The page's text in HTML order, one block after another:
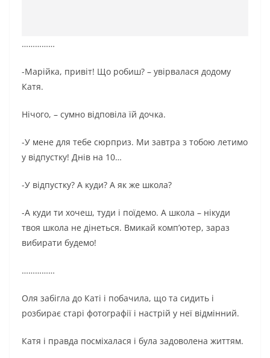
……………
-Марійка, привіт! Що робиш? – увірвалася додому
Катя.
Нічого, – сумно відповіла їй дочка.
-У мене для тебе сюрприз. Ми завтра з тобою летимо
у відпустку! Днів на 10…
-У відпустку? А куди? А як же школа?
-А куди ти хочеш, туди і поїдемо. А школа – нікуди
твоя школа не дінеться. Вмикай комп’ютер, зараз
вибирати будемо!
……………
Оля забігла до Каті і побачила, що та сидить і
розбирає старі фотографії і настрій у неї відмінний.
Катя і правда посміхалася і була задоволена життям.